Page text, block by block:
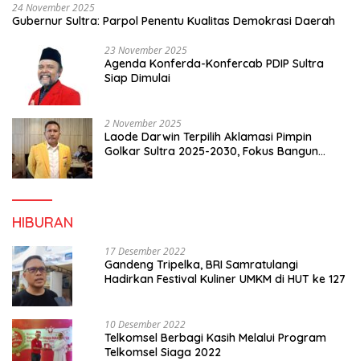
24 November 2025
Gubernur Sultra: Parpol Penentu Kualitas Demokrasi Daerah
23 November 2025
Agenda Konferda-Konfercab PDIP Sultra
Siap Dimulai
2 November 2025
Laode Darwin Terpilih Aklamasi Pimpin
Golkar Sultra 2025-2030, Fokus Bangun
HIBURAN
17 Desember 2022
Gandeng Tripelka, BRI Samratulangi
Hadirkan Festival Kuliner UMKM di HUT ke 127
10 Desember 2022
Telkomsel Berbagi Kasih Melalui Program
Telkomsel Siaga 2022